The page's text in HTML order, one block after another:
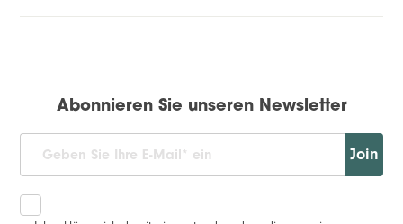
Abonnieren Sie unseren Newsletter
Join